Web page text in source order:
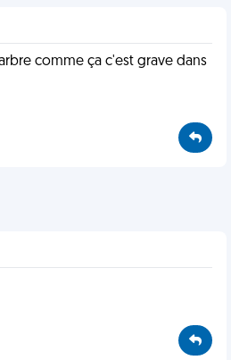
comme ça c'est grave dans